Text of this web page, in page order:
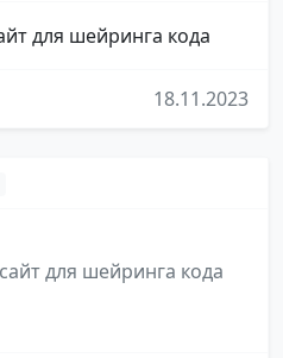
для шейринга кода
18.11.2023
для шейринга кода